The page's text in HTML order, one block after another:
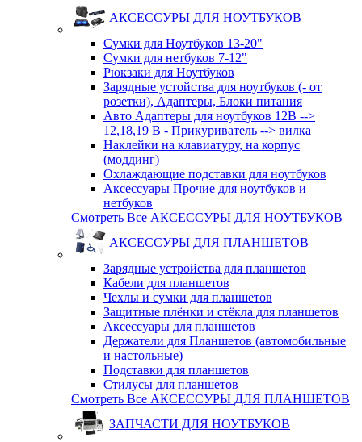
АКСЕССУРЫ ДЛЯ НОУТБУКОВ
Сумки для Ноутбуков 13-20"
Сумки для нетбуков 7-12"
Рюкзаки для Ноутбуков
Зарядные устойства для ноутбуков (- от
розетки), Адаптеры, Блоки питания
Авто Адаптеры для ноутбуков 12В -->
12,18,19 В - Прикуриватель --> вилка
Наклейки на клавиатуру, на корпус
(моддинг)
Охлаждающие подставки для ноутбуков
Аксессуары Прочие для ноутбуков и
нетбуков
Смотреть Все АКСЕССУРЫ ДЛЯ НОУТБУКОВ
АКСЕССУРЫ ДЛЯ ПЛАНШЕТОВ
Зарядные устройства для планшетов
Кабели для планшетов
Чехлы и сумки для планшетов
Защитные плёнки и стёкла для планшетов
Аксессуары для планшетов
Держатели для Планшетов (автомобильные
и настольные)
Подставки для планшетов
Стилусы для планшетов
Смотреть Все АКСЕССУРЫ ДЛЯ ПЛАНШЕТОВ
ЗАПЧАСТИ ДЛЯ НОУТБУКОВ